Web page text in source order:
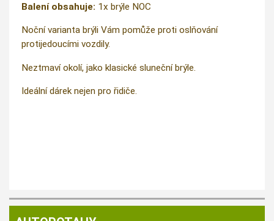
Balení obsahuje: 1x brýle NOC
Noční varianta brýli Vám pomůže proti oslňování
protijedoucími vozdily.
Neztmaví okolí, jako klasické sluneční brýle.
Ideální dárek nejen pro řidiče.